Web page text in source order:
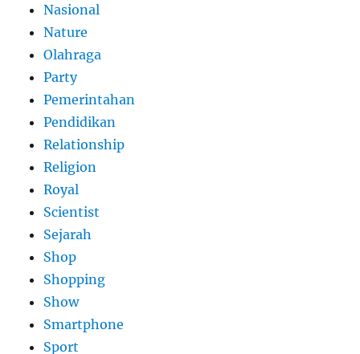
Nasional
Nature
Olahraga
Party
Pemerintahan
Pendidikan
Relationship
Religion
Royal
Scientist
Sejarah
Shop
Shopping
Show
Smartphone
Sport